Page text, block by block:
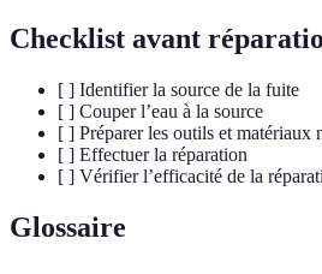
Checklist avant
[ ] Identifier la source de la fuite
[ ] Couper l’eau à la source
[ ] Préparer les outils et matériaux
[ ] Effectuer la réparation
[ ] Vérifier l’efficacité de la
Glossaire